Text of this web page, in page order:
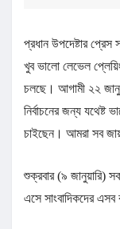
প্রধান উপদেষ্টার
খুব ভালো লেভেল
চলছে। আগামী ২২
নির্বাচনের জন্য যথেষ্ট
চাইছেন। আমরা সব
শুক্রবার (৯ জানুয়ারি)
এসে সাংবাদিকদের এসব